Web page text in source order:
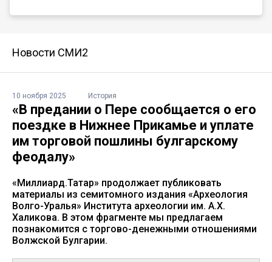
Новости СМИ2
10 ноября 2025 История
«В предании о Пере сообщается о его
поездке в Нижнее Прикамье и уплате
им торговой пошлины булгарскому
феодалу»
«Миллиард.Татар» продолжает публиковать
материалы из семитомного издания «Археология
Волго-Уралья» Института археологии им. А.Х.
Халикова. В этом фрагменте мы предлагаем
познакомится с торгово-денежными отношениями
Волжской Булгарии.